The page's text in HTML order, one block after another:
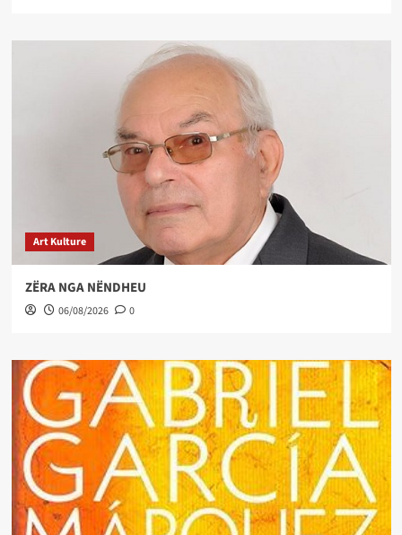
Art Kulture
ZËRA NGA NËNDHEU
06/08/2026 0